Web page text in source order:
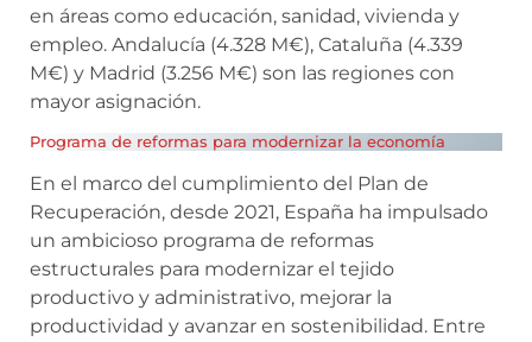
en áreas como educación, sanidad, vivienda y
empleo. Andalucía (4.328 M€), Cataluña (4.339
M€) y Madrid (3.256 M€) son las regiones con
mayor asignación.
Programa de reformas para modernizar la economía
En el marco del cumplimiento del Plan de
Recuperación, desde 2021, España ha impulsado
un ambicioso programa de reformas
estructurales para modernizar el tejido
productivo y administrativo, mejorar la
productividad y avanzar en sostenibilidad. Entre